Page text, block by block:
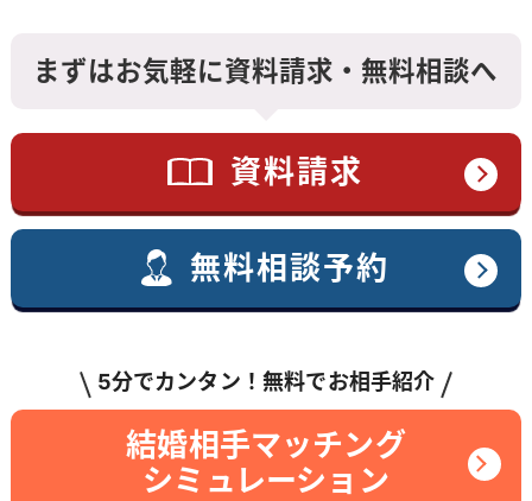
まずはお気軽に資料請求・無料相談へ
資料請求
無料相談予約
5分でカンタン！無料でお相手紹介
結婚相手マッチング
シミュレーション